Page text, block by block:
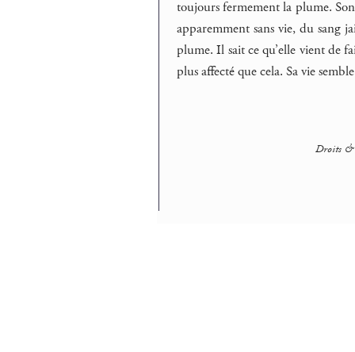
toujours fermement la plume.
apparemment sans vie, du sang
plume. Il sait ce qu’elle vient de
plus affecté que cela. Sa vie
Droits &